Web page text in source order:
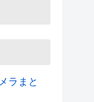
ラまと